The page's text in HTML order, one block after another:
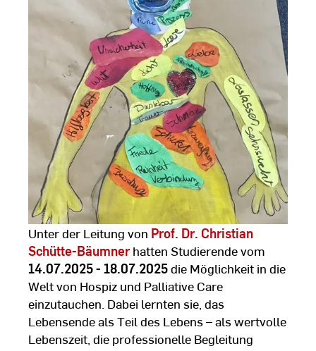
Unter der Leitung von Prof. Dr. Christian
Schütte-Bäumnerhatten Studierende vom
14.07.2025 - 18.07.2025die Möglichkeit in die
Welt von Hospiz und Palliative Care
einzutauchen. Dabei lernten sie, das
Lebensende als Teil des Lebens – als wertvolle
Lebenszeit, die professionelle Begleitung